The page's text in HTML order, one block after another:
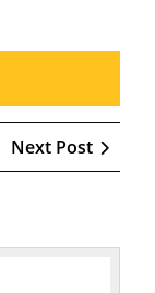
Next Post
Next
Post